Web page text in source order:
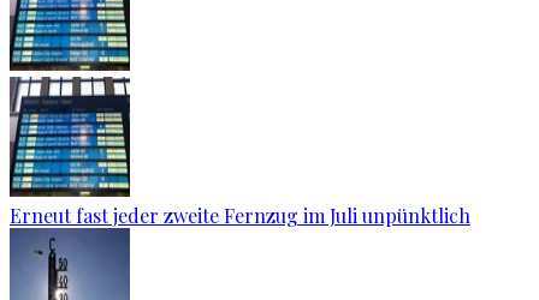
Erneut fast jeder zweite Fernzug im Juli unpünktlich